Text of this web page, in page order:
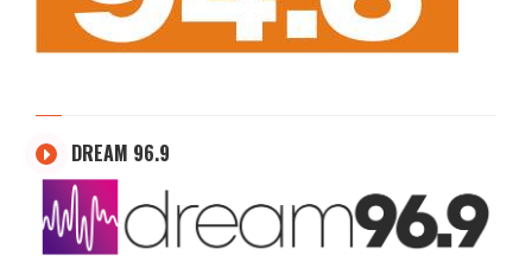
DREAM 96.9